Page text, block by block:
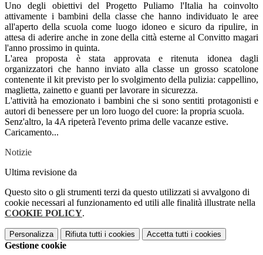
Uno degli obiettivi del Progetto Puliamo l'Italia ha coinvolto
attivamente i bambini della classe che hanno individuato le aree
all'aperto della scuola come luogo idoneo e sicuro da ripulire, in
attesa di aderire anche in zone della città esterne al Convitto magari
l'anno prossimo in quinta.
L'area proposta è stata approvata e ritenuta idonea dagli
organizzatori che hanno inviato alla classe un grosso scatolone
contenente il kit previsto per lo svolgimento della pulizia: cappellino,
maglietta, zainetto e guanti per lavorare in sicurezza.
L'attività ha emozionato i bambini che si sono sentiti protagonisti e
autori di benessere per un loro luogo del cuore: la propria scuola.
Senz'altro, la 4A ripeterà l'evento prima delle vacanze estive.
Caricamento...
Notizie
Ultima revisione da
Questo sito o gli strumenti terzi da questo utilizzati si avvalgono di
cookie necessari al funzionamento ed utili alle finalità illustrate nella
COOKIE POLICY.
Personalizza Rifiuta tutti i cookies Accetta tutti i cookies
Gestione cookie